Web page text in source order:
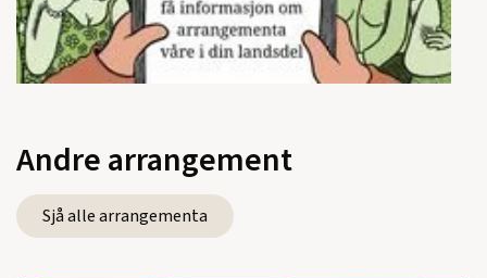
Andre arrangement
Sjå alle arrangementa